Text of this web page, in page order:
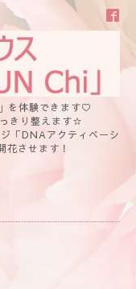
を体験できます♡
きり整えます☆
「DNAアクティベーシ
花させます！